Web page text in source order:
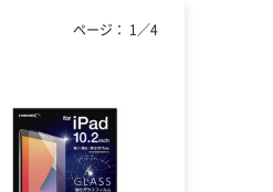
ページ： 1 ／4